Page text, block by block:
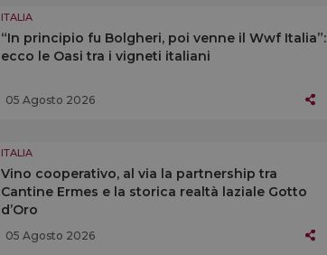
ITALIA
“In principio fu Bolgheri, poi venne il Wwf Italia”:
ecco le Oasi tra i vigneti italiani
05 Agosto 2026
ITALIA
Vino cooperativo, al via la partnership tra
Cantine Ermes e la storica realtà laziale Gotto
d’Oro
05 Agosto 2026